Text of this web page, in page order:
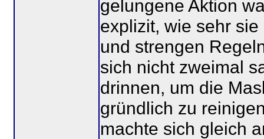
gelungene Aktion
explizit, wie sehr
und strengen
sich nicht zweimal
drinnen, um die
gründlich zu
machte sich gleich